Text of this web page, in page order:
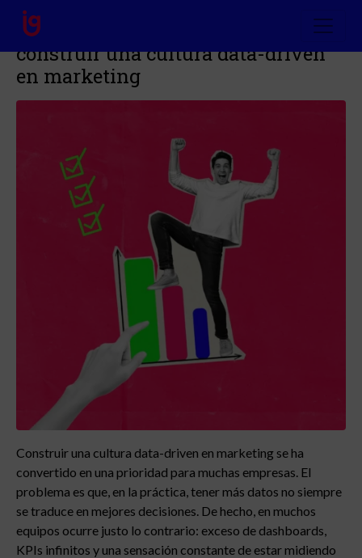
De datos a decisiones: cómo
construir una cultura data-driven
en marketing
Construir una cultura data-driven en marketing se ha
convertido en una prioridad para muchas empresas. El
problema es que, en la práctica, tener más datos no siempre
se traduce en mejores decisiones. De hecho, en muchos
equipos ocurre justo lo contrario: exceso de dashboards,
KPIs infinitos y una sensación constante de estar midiendo